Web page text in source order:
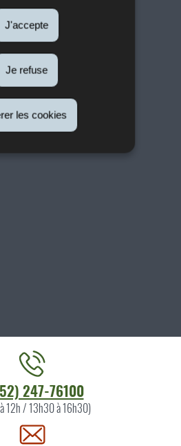
J'accepte
Je refuse
les cookies
247-76100
12h / 13h30 à 16h30)